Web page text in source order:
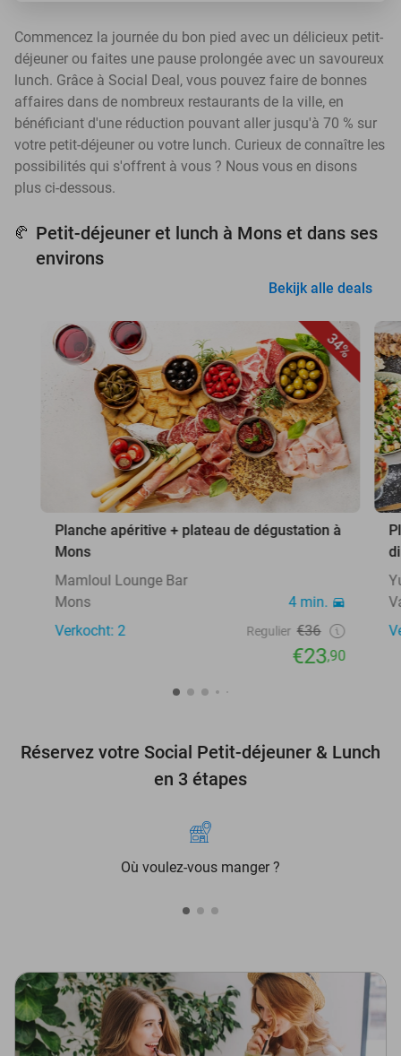
Commencez la journée du bon pied avec un délicieux petit-
déjeuner ou faites une pause prolongée avec un savoureux
lunch. Grâce à Social Deal, vous pouvez faire de bonnes
affaires dans de nombreux restaurants de la ville, en
bénéficiant d'une réduction pouvant aller jusqu'à 70 % sur
votre petit-déjeuner ou votre lunch. Curieux de connaître les
possibilités qui s'offrent à vous ? Nous vous en disons
plus ci-dessous.
🥐 Petit-déjeuner et lunch à Mons et dans ses
environs
Bekijk alle deals
34%
Planche apéritive + plateau de dégustation à
Mons
Mamloul Lounge Bar
Mons
4 min.
Verkocht: 2
Regulier €36
€23,90
Réservez votre Social Petit-déjeuner & Lunch
en 3 étapes
Où voulez-vous manger ?